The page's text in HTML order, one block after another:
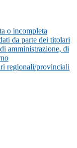
o incompleta
da parte dei titolari
amministrazione, di
regionali/provinciali